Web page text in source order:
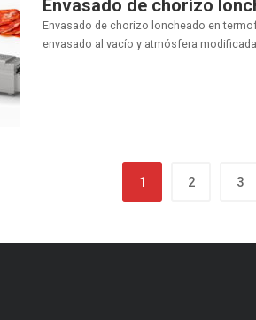
Envasado de chorizo
Envasado de chorizo loncheado en
envasado al vacío y atmósfera
1 2 3